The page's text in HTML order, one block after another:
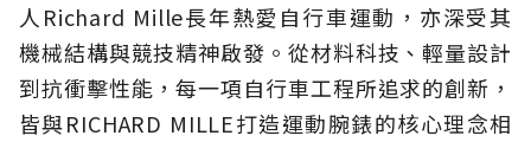
人Richard Mille長年熱愛自行車運動，亦深受其
機械結構與競技精神啟發。從材料科技、輕量設計
到抗衝擊性能，每一項自行車工程所追求的創新，
皆與RICHARD MILLE打造運動腕錶的核心理念相